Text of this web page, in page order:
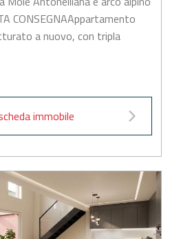
CONSEGNAAppartamento
a nuovo, con tripla
immobile